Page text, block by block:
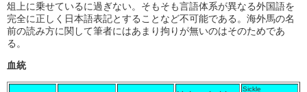
俎上に乗せているに過ぎない。そもそも言語体系が異なる外国語を
完全に正しく日本語表記とすることなど不可能である。海外馬の名
前の読み方に関して筆者にはあまり拘りが無いのはそのためであ
る。
血統
Sickle